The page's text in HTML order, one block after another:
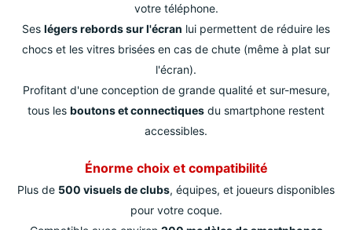
votre téléphone.
Ses légers rebords sur l'écran lui permettent de réduire les
chocs et les vitres brisées en cas de chute (même à plat sur
l'écran).
Profitant d'une conception de grande qualité et sur-mesure,
tous les boutons et connectiques du smartphone restent
accessibles.
Énorme choix et compatibilité
Plus de 500 visuels de clubs, équipes, et joueurs disponibles
pour votre coque.